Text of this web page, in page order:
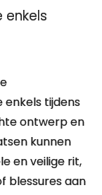
enkels tijdens
ontwerp en
kunnen
en veilige rit,
blessures aan